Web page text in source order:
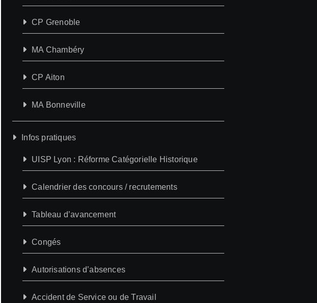
CP Grenoble
MA Chambéry
CP Aiton
MA Bonneville
Infos pratiques
UISP Lyon : Réforme Catégorielle Historique
Calendrier des concours / recrutements
Tableau d’avancement
Congés
Autorisations d’absences
Accident de Service ou de Travail